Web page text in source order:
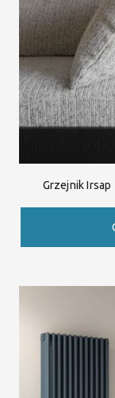
Grzejnik Irsap